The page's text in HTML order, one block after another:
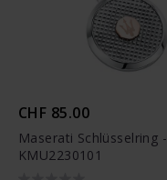
CHF 85.00
Maserati Schlüsselring -
KMU2230101